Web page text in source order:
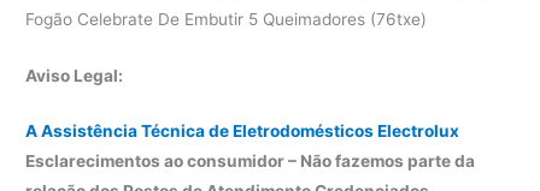
Fogão Celebrate De Embutir 5 Queimadores (76txe)
Aviso Legal:
A Assistência Técnica de Eletrodomésticos Electrolux
Esclarecimentos ao consumidor – Não fazemos parte da